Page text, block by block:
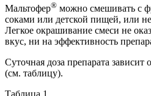
Мальтофер® можно смешивать с
соками или детской пищей, или
Легкое окрашивание смеси не
вкус, ни на эффективность
Суточная доза препарата зависит
(см. таблицу).